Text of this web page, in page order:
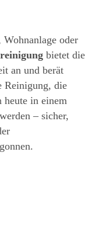
oder
bietet die
an und berät
Reinigung, die
heute in einem
– sicher,